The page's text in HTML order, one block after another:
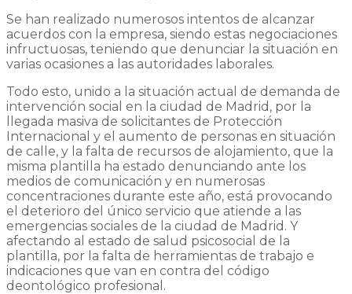
Se han realizado numerosos intentos de alcanzar
acuerdos con la empresa, siendo estas negociaciones
infructuosas, teniendo que denunciar la situación en
varias ocasiones a las autoridades laborales.
Todo esto, unido a la situación actual de demanda de
intervención social en la ciudad de Madrid, por la
llegada masiva de solicitantes de Protección
Internacional y el aumento de personas en situación
de calle, y la falta de recursos de alojamiento, que la
misma plantilla ha estado denunciando ante los
medios de comunicación y en numerosas
concentraciones durante este año, está provocando
el deterioro del único servicio que atiende a las
emergencias sociales de la ciudad de Madrid. Y
afectando al estado de salud psicosocial de la
plantilla, por la falta de herramientas de trabajo e
indicaciones que van en contra del código
deontológico profesional.